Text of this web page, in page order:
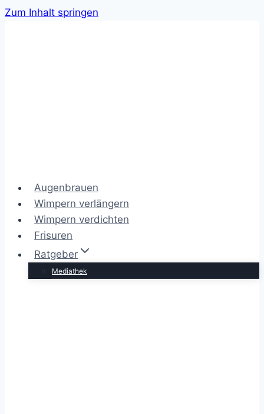
Zum Inhalt springen
Augenbrauen
Wimpern verlängern
Wimpern verdichten
Frisuren
Ratgeber
Mediathek